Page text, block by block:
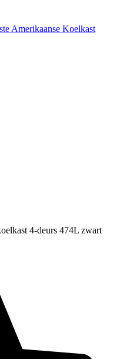
Amerikaanse Koelkast
4-deurs 474L zwart